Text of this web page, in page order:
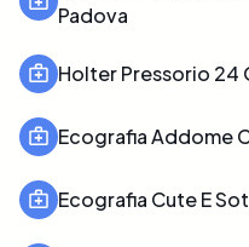
Padova
Holter Pressorio 24
Ecografia Addome
Ecografia Cute E